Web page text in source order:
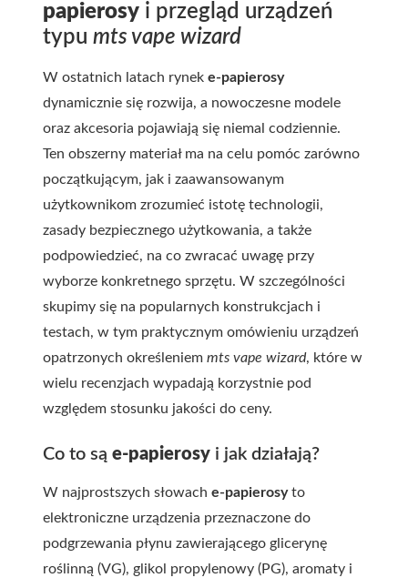
papierosy i przegląd urządzeń
typu mts vape wizard
W ostatnich latach rynek e-papierosy
dynamicznie się rozwija, a nowoczesne modele
oraz akcesoria pojawiają się niemal codziennie.
Ten obszerny materiał ma na celu pomóc zarówno
początkującym, jak i zaawansowanym
użytkownikom zrozumieć istotę technologii,
zasady bezpiecznego użytkowania, a także
podpowiedzieć, na co zwracać uwagę przy
wyborze konkretnego sprzętu. W szczególności
skupimy się na popularnych konstrukcjach i
testach, w tym praktycznym omówieniu urządzeń
opatrzonych określeniem mts vape wizard, które w
wielu recenzjach wypadają korzystnie pod
względem stosunku jakości do ceny.
Co to są e-papierosy i jak działają?
W najprostszych słowach e-papierosyto
elektroniczne urządzenia przeznaczone do
podgrzewania płynu zawierającego glicerynę
roślinną (VG), glikol propylenowy (PG), aromaty i